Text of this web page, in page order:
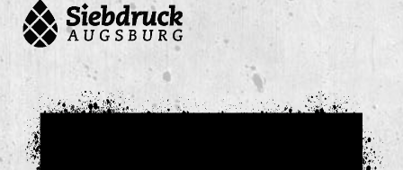
Bildergalerie überspringen